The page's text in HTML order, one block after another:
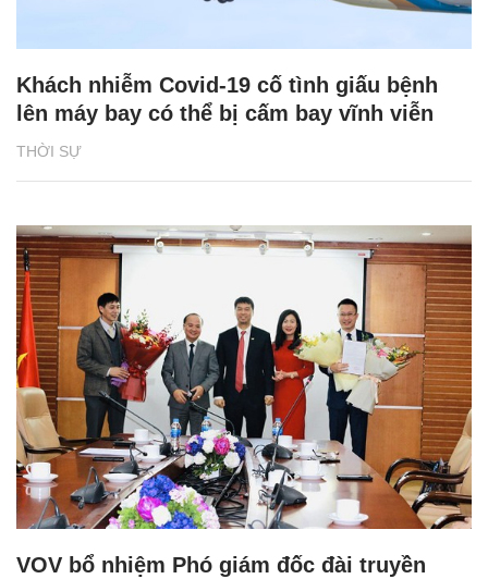
THỜI SỰ
Khách nhiễm Covid-19 cố tình giấu bệnh
lên máy bay có thể bị cấm bay vĩnh viễn
VOV bổ nhiệm Phó giám đốc đài truyền